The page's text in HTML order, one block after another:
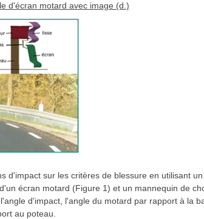
d'écran motard avec image (d.)
d'impact sur les critères de blessure en utilisant
écran motard (Figure 1) et un mannequin de
d'impact, l'angle du motard par rapport à la
au poteau.